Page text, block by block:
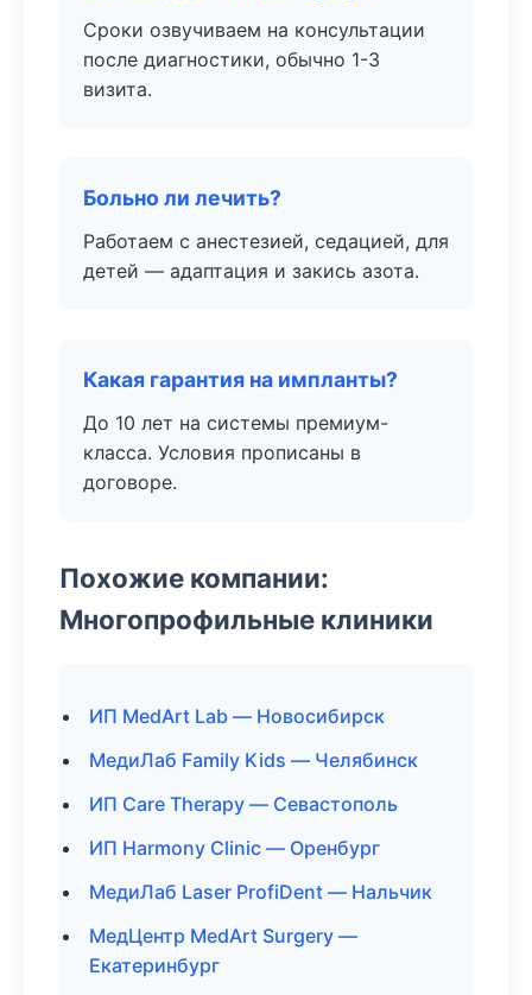
Сроки озвучиваем на консультации
после диагностики, обычно 1-3
визита.
Больно ли лечить?
Работаем с анестезией, седацией, для
детей — адаптация и закись азота.
Какая гарантия на импланты?
До 10 лет на системы премиум-
класса. Условия прописаны в
договоре.
Похожие компании:
Многопрофильные клиники
ИП MedArt Lab — Новосибирск
МедиЛаб Family Kids — Челябинск
ИП Care Therapy — Севастополь
ИП Harmony Clinic — Оренбург
МедиЛаб Laser ProfiDent — Нальчик
МедЦентр MedArt Surgery —
Екатеринбург